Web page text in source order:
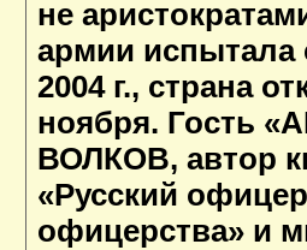
не
армии испытала
2004 г., страна
ноября. Гость
ВОЛКОВ, автор
«Русский
офицерства» и